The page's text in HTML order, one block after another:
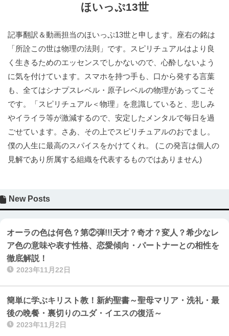
ほいっぷ13世
記事翻訳＆動画担当のほいっぷ13世と申します。座右の銘は
「所詮この世は物理の法則」です。スピリチュアルはより良
く生きるためのエッセンスでしかないので、心酔しないよう
に気を付けています。スマホを持つ手も、口から発する言葉
も、全てはシナプスレベル・原子レベルの物理があってこそ
です。「スピリチュアル＜物理」を意識していると、悲しみ
やイライラ等が激減するので、安定したメンタルで毎日を過
ごせています。さあ、その上でスピリチュアルのおでまし。
僕の人生に最高のスパイスをかけてくれ。 (この発言は個人の
見解であり所属する組織を代表するものではありません)
New Posts
2023年11月22日
オーラの色は何色？第②弾!!!天才？奇才？変人？希少なレ
ア色の意味や表す性格、恋愛傾向・パートナーとの相性を
徹底解説！
2023年11月2日
簡単に学ぶキリスト教！新約聖書～聖母マリア・洗礼・最
後の晩餐・裏切りのユダ・イエスの復活～